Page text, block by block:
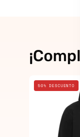
50% DESCUENTO